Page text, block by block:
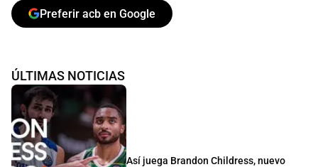
Preferir acb en Google
ÚLTIMAS NOTICIAS
Así juega Brandon Childress, nuevo